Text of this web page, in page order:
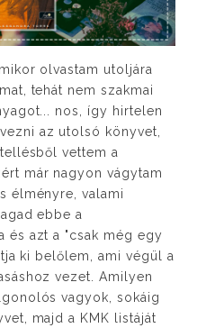
olvastam utoljára
tehát nem szakmai
nos, így hirtelen
az utolsó könyvet,
vettem a
már nagyon vágytam
élményre, valami
ebbe a
és azt a "csak még egy
ki belőlem, ami végül a
vezet. Amilyen
vagyok, sokáig
majd a KMK listáját